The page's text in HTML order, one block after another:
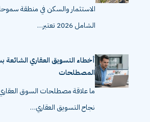
الاستثمار والسكن في منطقة
الشامل 2026 تعتبر…
أخطاء التسويق العقاري
المصطلحات
ما علاقة مصطلحات السوق
نجاح التسويق العقاري…